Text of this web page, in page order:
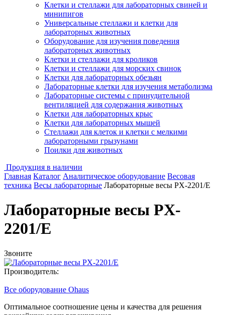
Клетки и стеллажи для лабораторных свиней и
минипигов
Универсальные стеллажи и клетки для
лабораторных животных
Оборудование для изучения поведения
лабораторных животных
Клетки и стеллажи для кроликов
Клетки и стеллажи для морских свинок
Клетки для лабораторных обезьян
Лабораторные клетки для изучения метаболизма
Лабораторные системы с принудительной
вентиляцией для содержания животных
Клетки для лабораторных крыс
Клетки для лабораторных мышей
Стеллажи для клеток и клетки с мелкими
лабораторными грызунами
Поилки для животных
Продукция в наличии
Главная Каталог Аналитическое оборудование Весовая
техника Весы лабораторные Лабораторные весы PX-2201/E
Лабораторные весы PX-
2201/E
Звоните
Производитель:
Все оборудование Ohaus
Оптимальное соотношение цены и качества для решения